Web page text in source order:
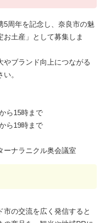
5周年を記念し、奈良市の魅
お土産」として募集しま
やブランド向上につながる
。
時まで
時まで
ナラニクル奥会議室
の交流を広く発信すると